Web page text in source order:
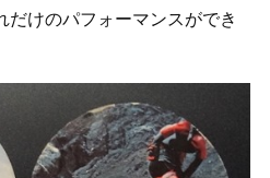
だけのパフォーマンスができ